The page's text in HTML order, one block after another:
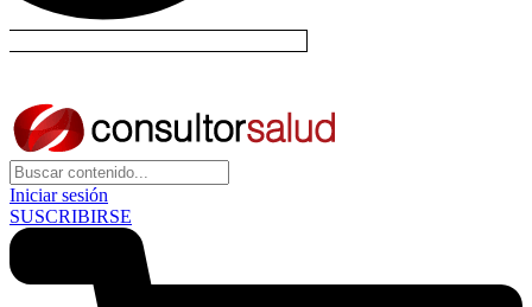
Iniciar sesión
SUSCRIBIRSE